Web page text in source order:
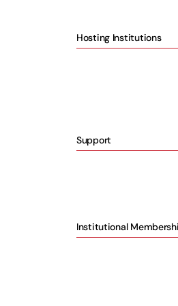
Hosting Institutions
Support
Institutional